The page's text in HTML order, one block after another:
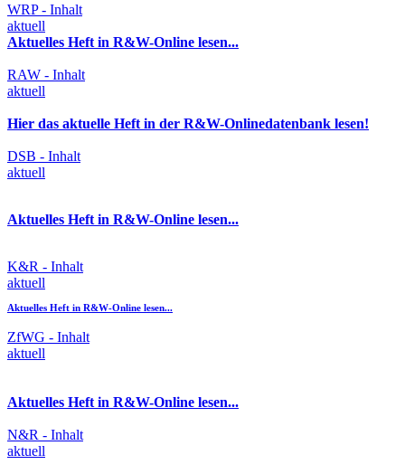
WRP - Inhalt
aktuell
Aktuelles Heft in R&W-Online lesen...
RAW - Inhalt
aktuell
Hier das aktuelle Heft in der R&W-Onlinedatenbank lesen!
DSB - Inhalt
aktuell
Aktuelles Heft in R&W-Online lesen...
K&R - Inhalt
aktuell
Aktuelles Heft in R&W-Online lesen...
ZfWG - Inhalt
aktuell
Aktuelles Heft in R&W-Online lesen...
N&R - Inhalt
aktuell